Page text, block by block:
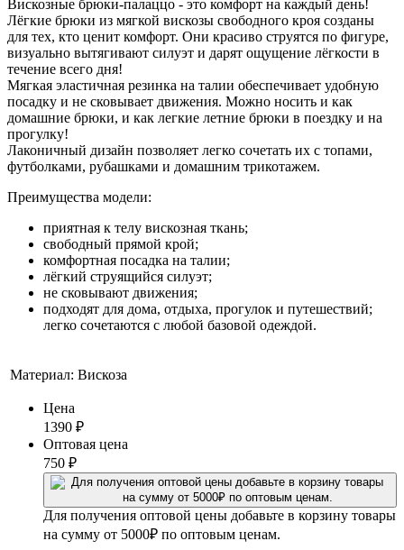
Вискозные брюки-палаццо - это комфорт на каждый день!
Лёгкие брюки из мягкой вискозы свободного кроя созданы
для тех, кто ценит комфорт. Они красиво струятся по фигуре,
визуально вытягивают силуэт и дарят ощущение лёгкости в
течение всего дня!
Мягкая эластичная резинка на талии обеспечивает удобную
посадку и не сковывает движения. Можно носить и как
домашние брюки, и как легкие летние брюки в поездку и на
прогулку!
Лаконичный дизайн позволяет легко сочетать их с топами,
футболками, рубашками и домашним трикотажем.
Преимущества модели:
приятная к телу вискозная ткань;
свободный прямой крой;
комфортная посадка на талии;
лёгкий струящийся силуэт;
не сковывают движения;
подходят для дома, отдыха, прогулок и путешествий;
легко сочетаются с любой базовой одеждой.
Материал: Вискоза
Цена
1390 ₽
Оптовая цена
750 ₽
Для получения оптовой цены добавьте в корзину товары
на сумму от 5000₽ по оптовым ценам.